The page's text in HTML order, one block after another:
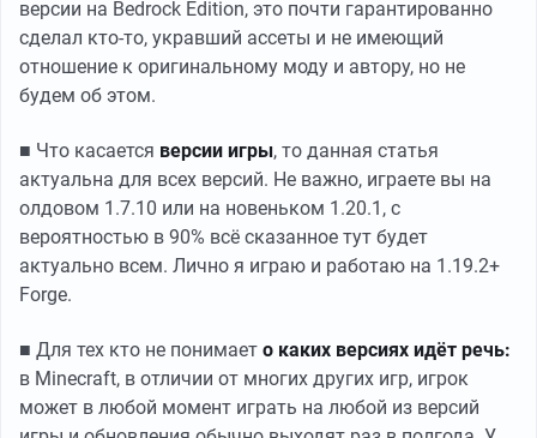
версии на Bedrock Edition, это почти гарантированно
сделал кто-то, укравший ассеты и не имеющий
отношение к оригинальному моду и автору, но не
будем об этом.
■ Что касается версии игры, то данная статья
актуальна для всех версий. Не важно, играете вы на
олдовом 1.7.10 или на новеньком 1.20.1, с
вероятностью в 90% всё сказанное тут будет
актуально всем. Лично я играю и работаю на 1.19.2+
Forge.
■ Для тех кто не понимает о каких версиях идёт речь:
в Minecraft, в отличии от многих других игр, игрок
может в любой момент играть на любой из версий